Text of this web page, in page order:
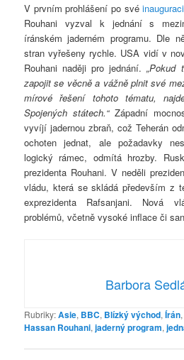
V prvním prohlášení po svéinauguraci
Rouhani vyzval k jednání s
íránském jaderném programu. Dle
stran vyřešeny rychle. USA vidí v
Rouhani naději pro jednání.„Pokud
zapojit se věcně a vážně plnit své
mírové řešení tohoto tématu,
Spojených státech.“Západní
vyvíjí jadernou zbraň, což Teherán
ochoten jednat, ale požadavky
logický rámec, odmítá hrozby.
prezidenta Rouhani. V neděli
vládu, která se skládá především z
exprezidenta Rafsanjani. Nová
problémů, včetně vysoké inflace či
Barbora
Rubriky:Asie, BBC, Blízký východ,Írán,
Hassan Rouhani,jaderný program,